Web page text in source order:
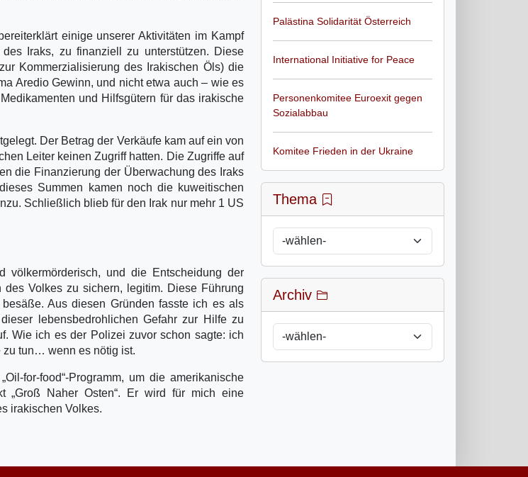
einige unserer Aktivitäten im Kampf
Iraks, zu finanziell zu unterstützen. Diese
Kommerzialisierung des Irakischen Öls) die
Aredio Gewinn, und nicht etwa auch – wie es
und Hilfsgütern für das irakische
Der Betrag der Verkäufe kam auf ein von
Leiter keinen Zugriff hatten. Die Zugriffe auf
die Finanzierung der Überwachung des Iraks
Summen kamen noch die kuweitischen
Schließlich blieb für den Irak nur mehr 1 US
und die Entscheidung der
Volkes zu sichern, legitim. Diese Führung
Aus diesen Gründen fasste ich es als
lebensbedrohlichen Gefahr zur Hilfe zu
Wie ich es der Polizei zuvor schon sagte: ich
zu tun… wenn es nötig ist.
for-food“-Programm, um die amerikanische
„Groß Naher Osten“. Er wird für mich eine
irakischen Volkes.
Palästina Solidarität Österreich
International Initiative for Peace
Personenkomitee Euroexit gegen
Sozialabbau
Komitee Frieden in der Ukraine
Thema
Archiv